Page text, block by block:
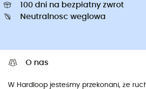
100 dni na bezpłatny zwrot
Neutralnosc weglowa
O nas
W Hardloop jesteśmy przekonani, że